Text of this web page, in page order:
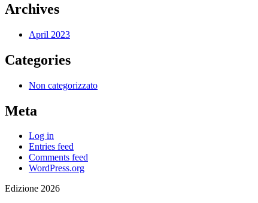
Archives
April 2023
Categories
Non categorizzato
Meta
Log in
Entries feed
Comments feed
WordPress.org
Edizione 2026